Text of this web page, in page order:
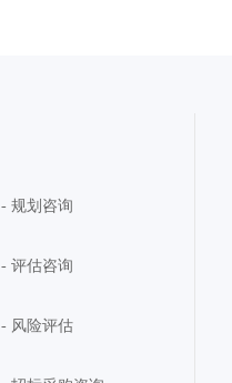
- 规划咨询
- 评估咨询
- 风险评估